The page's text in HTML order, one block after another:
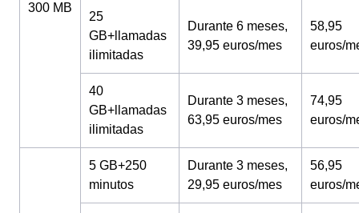
300 MB
25
GB+llamadas
ilimitadas
Durante 6 meses,
39,95 euros/mes
58,95
euros/
40
GB+llamadas
ilimitadas
Durante 3 meses,
63,95 euros/mes
74,95
euros/
5 GB+250
minutos
Durante 3 meses,
29,95 euros/mes
56,95
euros/